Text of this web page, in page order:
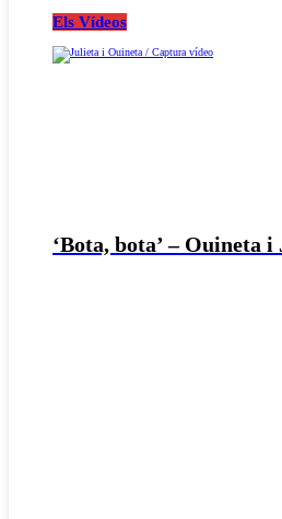
Els Vídeos
‘Bota, bota’ – Ouineta i